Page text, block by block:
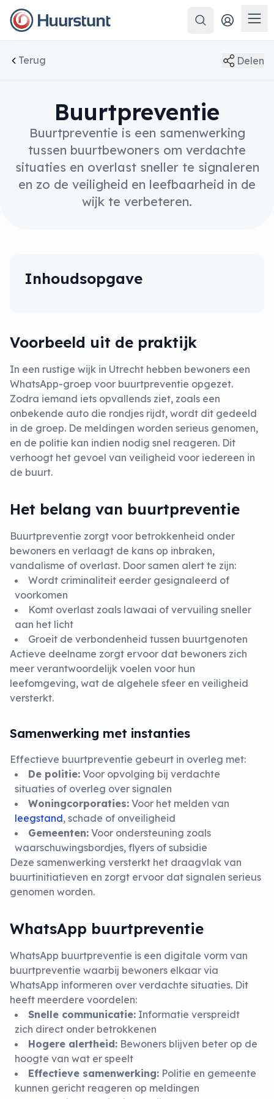
Zoeken
Terug
Delen
Buurtpreventie
Buurtpreventie is een samenwerking
tussen buurtbewoners om verdachte
situaties en overlast sneller te signaleren
en zo de veiligheid en leefbaarheid in de
wijk te verbeteren.
Inhoudsopgave
Voorbeeld uit de praktijk
In een rustige wijk in Utrecht hebben bewoners een
WhatsApp-groep voor buurtpreventie opgezet.
Zodra iemand iets opvallends ziet, zoals een
onbekende auto die rondjes rijdt, wordt dit gedeeld
in de groep. De meldingen worden serieus genomen,
en de politie kan indien nodig snel reageren. Dit
verhoogt het gevoel van veiligheid voor iedereen in
de buurt.
Het belang van buurtpreventie
Buurtpreventie zorgt voor betrokkenheid onder
bewoners en verlaagt de kans op inbraken,
vandalisme of overlast. Door samen alert te zijn:
Wordt criminaliteit eerder gesignaleerd of
voorkomen
Komt overlast zoals lawaai of vervuiling sneller
aan het licht
Groeit de verbondenheid tussen buurtgenoten
Actieve deelname zorgt ervoor dat bewoners zich
meer verantwoordelijk voelen voor hun
leefomgeving, wat de algehele sfeer en veiligheid
versterkt.
Samenwerking met instanties
Effectieve buurtpreventie gebeurt in overleg met:
De politie: Voor opvolging bij verdachte
situaties of overleg over signalen
Woningcorporaties: Voor het melden van
leegstand, schade of onveiligheid
Gemeenten: Voor ondersteuning zoals
waarschuwingsbordjes, flyers of subsidie
Deze samenwerking versterkt het draagvlak van
buurtinitiatieven en zorgt ervoor dat signalen serieus
genomen worden.
WhatsApp buurtpreventie
WhatsApp buurtpreventie is een digitale vorm van
buurtpreventie waarbij bewoners elkaar via
WhatsApp informeren over verdachte situaties. Dit
heeft meerdere voordelen:
Snelle communicatie: Informatie verspreidt
zich direct onder betrokkenen
Hogere alertheid: Bewoners blijven beter op de
hoogte van wat er speelt
Effectieve samenwerking: Politie en gemeente
kunnen gericht reageren op meldingen